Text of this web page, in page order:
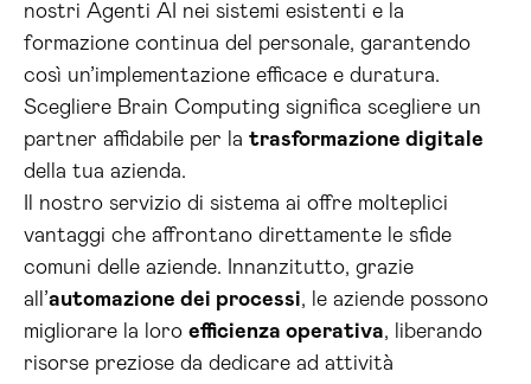
nostri Agenti AI nei sistemi esistenti e la
formazione continua del personale, garantendo
così un’implementazione efficace e duratura.
Scegliere Brain Computing significa scegliere un
partner affidabile per la trasformazione digitale
della tua azienda.
Il nostro servizio di sistema ai offre molteplici
vantaggi che affrontano direttamente le sfide
comuni delle aziende. Innanzitutto, grazie
all’automazione dei processi, le aziende possono
migliorare la loro efficienza operativa, liberando
risorse preziose da dedicare ad attività